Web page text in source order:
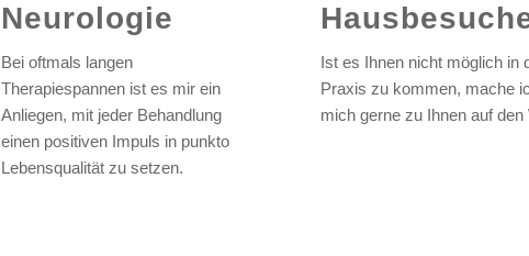
Neurologie
Bei oftmals langen
Therapiespannen ist es mir ein
Anliegen, mit jeder Behandlung
einen positiven Impuls in punkto
Lebensqualität zu setzen.
Ist es Ihnen nicht möglich in
Praxis zu kommen, mache
mich gerne zu Ihnen auf den